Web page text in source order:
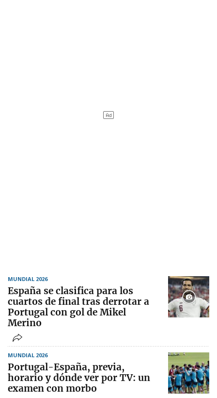
MUNDIAL 2026
España se clasifica para los
cuartos de final tras derrotar a
Portugal con gol de Mikel
Merino
MUNDIAL 2026
Portugal-España, previa,
horario y dónde ver por TV: un
examen con morbo